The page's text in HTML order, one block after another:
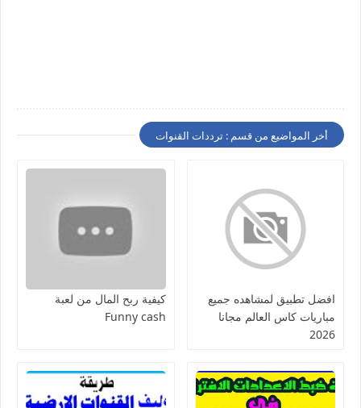
أخر المواضيع من قسم : ترددات القنوات
افضل تطبيق لمشاهده جميع
مباريات كاس العالم مجانا
2026
كيفية ربح المال من لعبة
Funny cash